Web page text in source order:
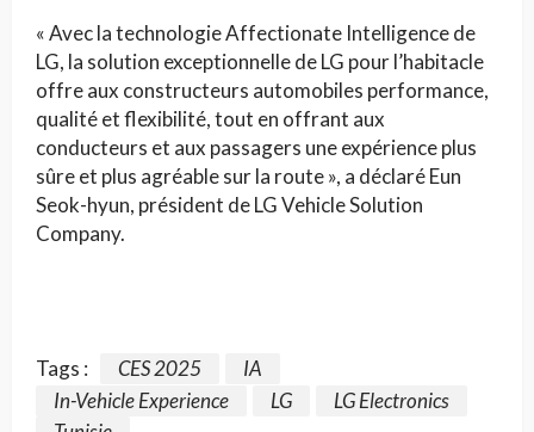
« Avec la technologie Affectionate Intelligence de
LG, la solution exceptionnelle de LG pour l’habitacle
offre aux constructeurs automobiles performance,
qualité et flexibilité, tout en offrant aux
conducteurs et aux passagers une expérience plus
sûre et plus agréable sur la route », a déclaré Eun
Seok-hyun, président de LG Vehicle Solution
Company.
Tags : CES 2025
IA
In-Vehicle Experience
LG
LG Electronics